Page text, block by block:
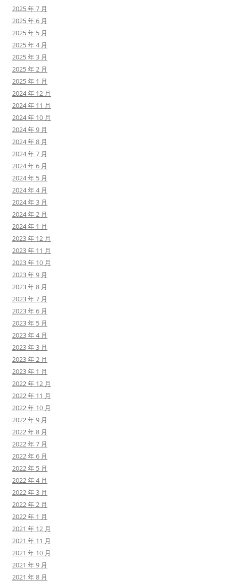
2025 年 7 月
2025 年 6 月
2025 年 5 月
2025 年 4 月
2025 年 3 月
2025 年 2 月
2025 年 1 月
2024 年 12 月
2024 年 11 月
2024 年 10 月
2024 年 9 月
2024 年 8 月
2024 年 7 月
2024 年 6 月
2024 年 5 月
2024 年 4 月
2024 年 3 月
2024 年 2 月
2024 年 1 月
2023 年 12 月
2023 年 11 月
2023 年 10 月
2023 年 9 月
2023 年 8 月
2023 年 7 月
2023 年 6 月
2023 年 5 月
2023 年 4 月
2023 年 3 月
2023 年 2 月
2023 年 1 月
2022 年 12 月
2022 年 11 月
2022 年 10 月
2022 年 9 月
2022 年 8 月
2022 年 7 月
2022 年 6 月
2022 年 5 月
2022 年 4 月
2022 年 3 月
2022 年 2 月
2022 年 1 月
2021 年 12 月
2021 年 11 月
2021 年 10 月
2021 年 9 月
2021 年 8 月